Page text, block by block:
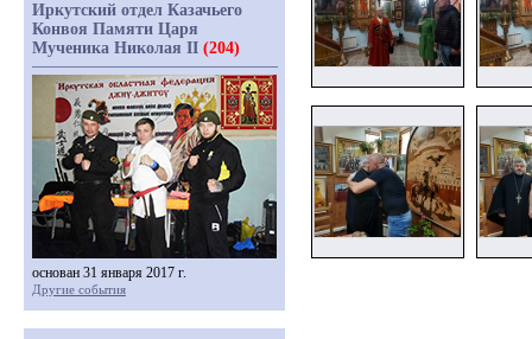
Иркутский отдел Казачьего
Конвоя Памяти Царя
Мученика Николая II (204)
основан 31 января 2017 г.
Другие события